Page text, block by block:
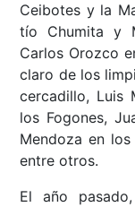
Ceibotes y la
tío Chumita y
Carlos Orozco
claro de los
cercadillo, Luis
los Fogones,
Mendoza en
entre otros.
El año